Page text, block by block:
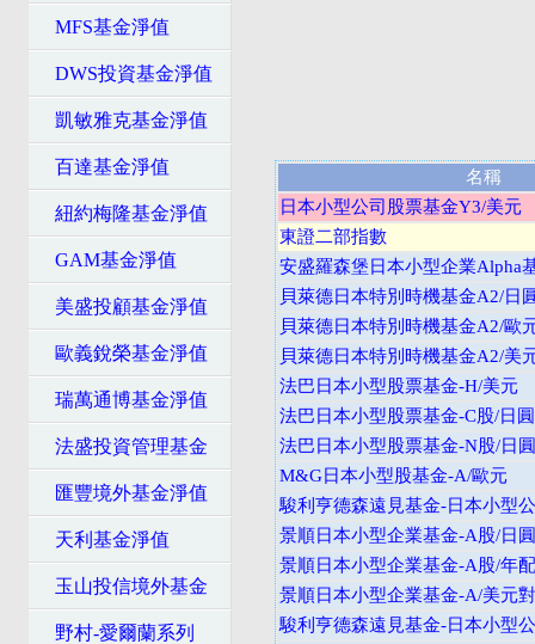
MFS基金淨值
DWS投資基金淨值
凱敏雅克基金淨值
百達基金淨值
紐約梅隆基金淨值
GAM基金淨值
美盛投顧基金淨值
歐義銳榮基金淨值
瑞萬通博基金淨值
法盛投資管理基金
匯豐境外基金淨值
天利基金淨值
玉山投信境外基金
野村-愛爾蘭系列
名稱
日本小型公司股票基金Y3/美元
東證二部指數
安盛羅森堡日本小型企業Alpha
貝萊德日本特別時機基金A2/日
貝萊德日本特別時機基金A2/歐
貝萊德日本特別時機基金A2/美
法巴日本小型股票基金-H/美元
法巴日本小型股票基金-C股/日圓
法巴日本小型股票基金-N股/日圓
M&G日本小型股基金-A/歐元
駿利亨德森遠見基金-日本小型
景順日本小型企業基金-A股/日圓
景順日本小型企業基金-A股/年
景順日本小型企業基金-A/美元
駿利亨德森遠見基金-日本小型